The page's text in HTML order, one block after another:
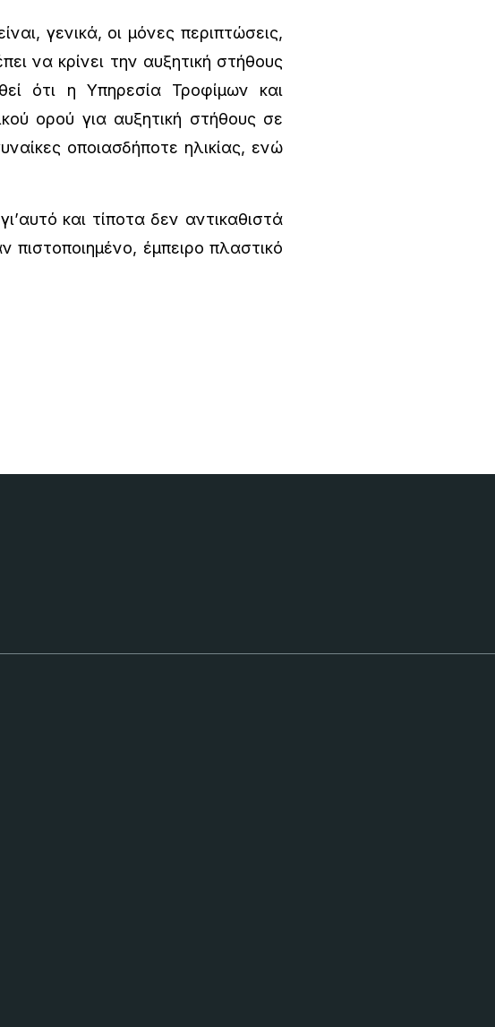
γενικά, οι μόνες περιπτώσεις,
να κρίνει την αυξητική στήθους
ότι η Υπηρεσία Τροφίμων και
ορού για αυξητική στήθους σε
οποιασδήποτε ηλικίας, ενώ
και τίποτα δεν αντικαθιστά
πιστοποιημένο, έμπειρο πλαστικό